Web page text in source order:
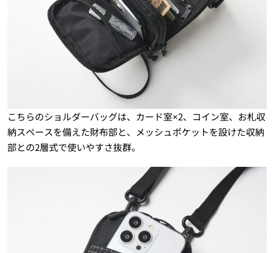
こちらのショルダーバッグは、カード室×2、コイン室、お札収
納スペースを備えた財布部と、メッシュポケットを設けた収納
部との2層式で使いやすさ抜群。